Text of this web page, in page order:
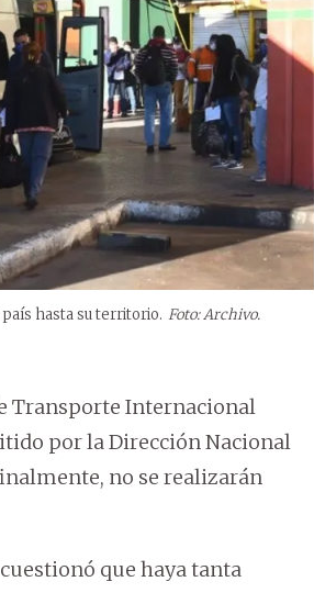
hasta su territorio. Foto: Archivo.
Transporte Internacional
por la Dirección Nacional
no se realizarán
que haya tanta